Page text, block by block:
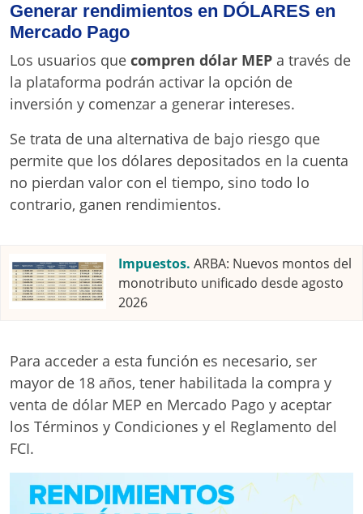
Generar rendimientos en DÓLARES en
Mercado Pago
Los usuarios que compren dólar MEP a través de
la plataforma podrán activar la opción de
inversión y comenzar a generar intereses.
Se trata de una alternativa de bajo riesgo que
permite que los dólares depositados en la cuenta
no pierdan valor con el tiempo, sino todo lo
contrario, ganen rendimientos.
Impuestos. ARBA: Nuevos montos del
monotributo unificado desde agosto
2026
Para acceder a esta función es necesario, ser
mayor de 18 años, tener habilitada la compra y
venta de dólar MEP en Mercado Pago y aceptar
los Términos y Condiciones y el Reglamento del
FCI.